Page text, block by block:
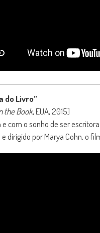
do Livro”
the Book, EUA, 2015]
com o sonho de ser
dirigido por Marya Cohn, o